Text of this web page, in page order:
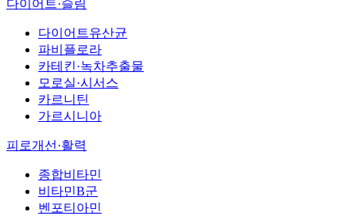
다이어트·슬림
다이어트유산균
파비플로라
카테킨·녹차추출물
모로실·시서스
카르니틴
가르시니아
피로개선·활력
종합비타민
비타민B군
벤포티아민